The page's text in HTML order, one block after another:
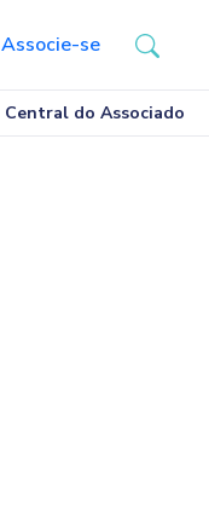
Associe-se
Central do Associado